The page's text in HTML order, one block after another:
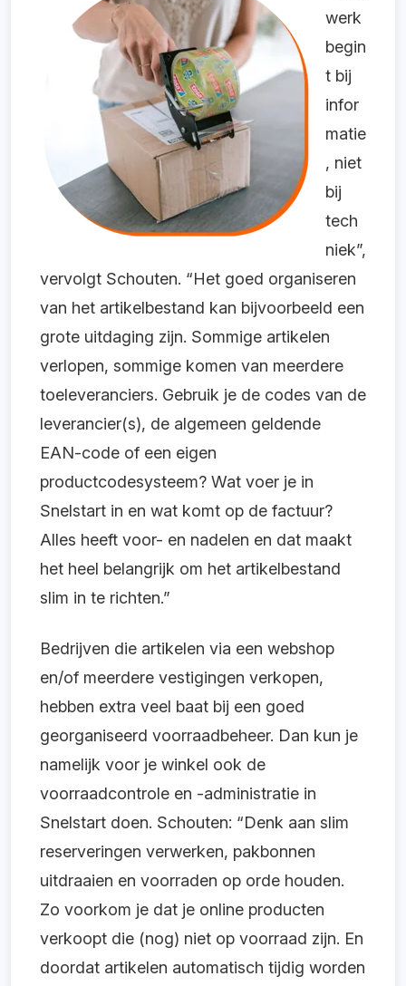
werk
begin
t bij
infor
matie
, niet
bij
tech
niek”,
vervolgt Schouten. “Het goed organiseren
van het artikelbestand kan bijvoorbeeld een
grote uitdaging zijn. Sommige artikelen
verlopen, sommige komen van meerdere
toeleveranciers. Gebruik je de codes van de
leverancier(s), de algemeen geldende
EAN-code of een eigen
productcodesysteem? Wat voer je in
Snelstart in en wat komt op de factuur?
Alles heeft voor- en nadelen en dat maakt
het heel belangrijk om het artikelbestand
slim in te richten.”
Bedrijven die artikelen via een webshop
en/of meerdere vestigingen verkopen,
hebben extra veel baat bij een goed
georganiseerd voorraadbeheer. Dan kun je
namelijk voor je winkel ook de
voorraadcontrole en -administratie in
Snelstart doen. Schouten: “Denk aan slim
reserveringen verwerken, pakbonnen
uitdraaien en voorraden op orde houden.
Zo voorkom je dat je online producten
verkoopt die (nog) niet op voorraad zijn. En
doordat artikelen automatisch tijdig worden